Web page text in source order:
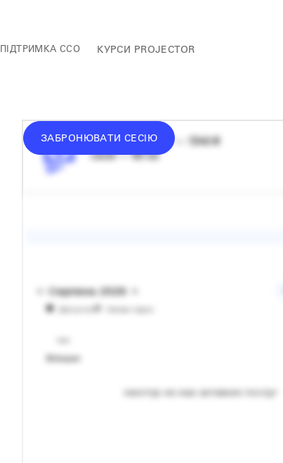
ПІДТРИМКА ССО КУРСИ PROJECTOR
ЗАБРОНЮВАТИ СЕСІЮ
середній донат — 1340 ₴
сесія — 60 хв